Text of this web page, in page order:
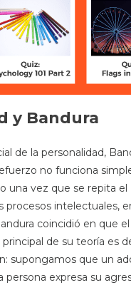
y Bandura
de la personalidad,
no funciona
una vez que se repita
procesos intelectuales,
coincidió en
de su teoría es
supongamos que un
persona expresa su